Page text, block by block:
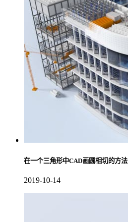
在一个三角形中CAD画圆相切的方法
2019-10-14